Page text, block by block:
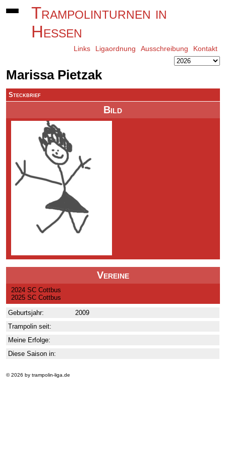
Trampolinturnen in
Hessen
Links Ligaordnung Ausschreibung Kontakt
Marissa Pietzak
Bild
Vereine
2024 SC Cottbus
2025 SC Cottbus
Steckbrief
Geburtsjahr:
2009
Trampolin seit:
Meine Erfolge:
Diese Saison in:
© 2026 by trampolin-liga.de